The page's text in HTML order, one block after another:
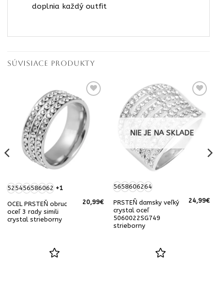
doplnia každý outfit
SÚVISIACE PRODUKTY
52 5456586062 +1
OCEL PRSTEŇ obruc
oceľ 3 rady simili
crystal strieborny
20,99€
NIE JE NA SKLADE
5658606264
PRSTEŇ damsky veľký
crystal oceľ
5060022SG749
strieborny
24,99€